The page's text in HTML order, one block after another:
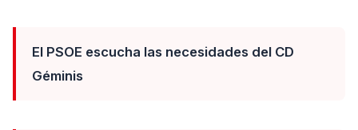
El PSOE escucha las necesidades del CD
Géminis